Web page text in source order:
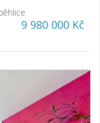
9 980 000 Kč